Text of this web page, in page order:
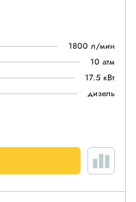
1800 л/мин
10 атм
17.5 кВт
дизель